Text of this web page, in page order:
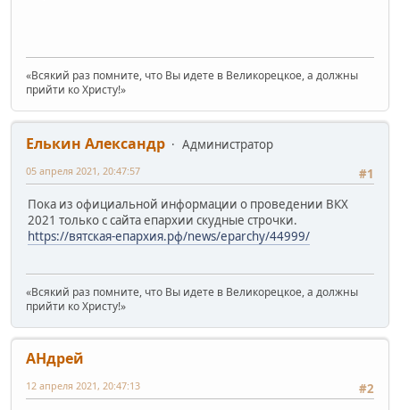
«Всякий раз помните, что Вы идете в Великорецкое, а должны
прийти ко Христу!»
Елькин Александр
Администратор
#1
05 апреля 2021, 20:47:57
Пока из официальной информации о проведении ВКХ
2021 только с сайта епархии скудные строчки.
https://вятская-епархия.рф/news/eparchy/44999/
«Всякий раз помните, что Вы идете в Великорецкое, а должны
прийти ко Христу!»
АHдрей
#2
12 апреля 2021, 20:47:13